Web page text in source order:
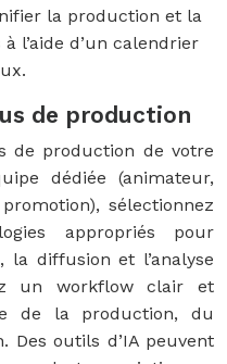
la production et la
l’aide d’un calendrier
de production
de production de votre
dédiée (animateur,
sélectionnez
appropriés pour
la diffusion et l’analyse
un workflow clair et
de la production, du
Des outils d’IA peuvent